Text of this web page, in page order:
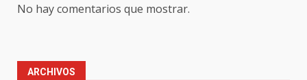
No hay comentarios que mostrar.
ARCHIVOS